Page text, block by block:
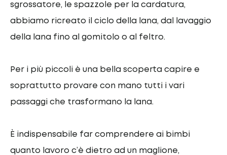
sgrossatore, le spazzole per la cardatura,
abbiamo ricreato il ciclo della lana, dal lavaggio
della lana fino al gomitolo o al feltro.
Per i più piccoli è una bella scoperta capire e
soprattutto provare con mano tutti i vari
passaggi che trasformano la lana.
È indispensabile far comprendere ai bimbi
quanto lavoro c’è dietro ad un maglione,